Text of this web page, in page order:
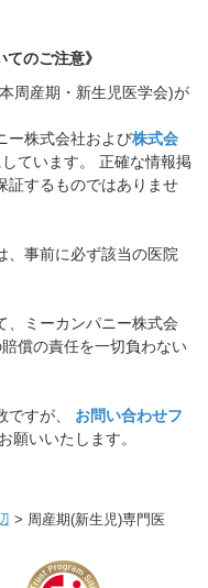
てのご注意》
周産期・新生児医学会)が
ー株式会社および株式会
ています。 正確な情報掲
証するものではありませ
、事前に必ず該当の医院
、ミーカンパニー株式会
償の責任を一切負わない
ですが、 お問い合わせフ
願いいたします。
> 周産期(新生児)専門医